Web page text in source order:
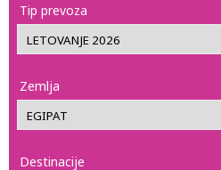
Tip prevoza
Zemlja
Destinacije